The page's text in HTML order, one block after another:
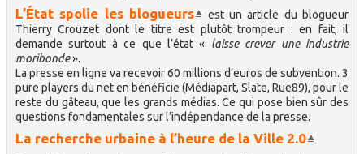
L’État spolie les blogueurs
est un article du blogueur
Thierry Crouzet dont le titre est plutôt trompeur : en fait, il
demande surtout à ce que l’état « laisse crever une industrie
moribonde».
La presse en ligne va recevoir 60 millions d’euros de subvention. 3
pure players du net en bénéficie (Médiapart, Slate, Rue89), pour le
reste du gâteau, que les grands médias. Ce qui pose bien sûr des
questions fondamentales sur l’indépendance de la presse.
La recherche urbaine à l’heure de la Ville 2.0